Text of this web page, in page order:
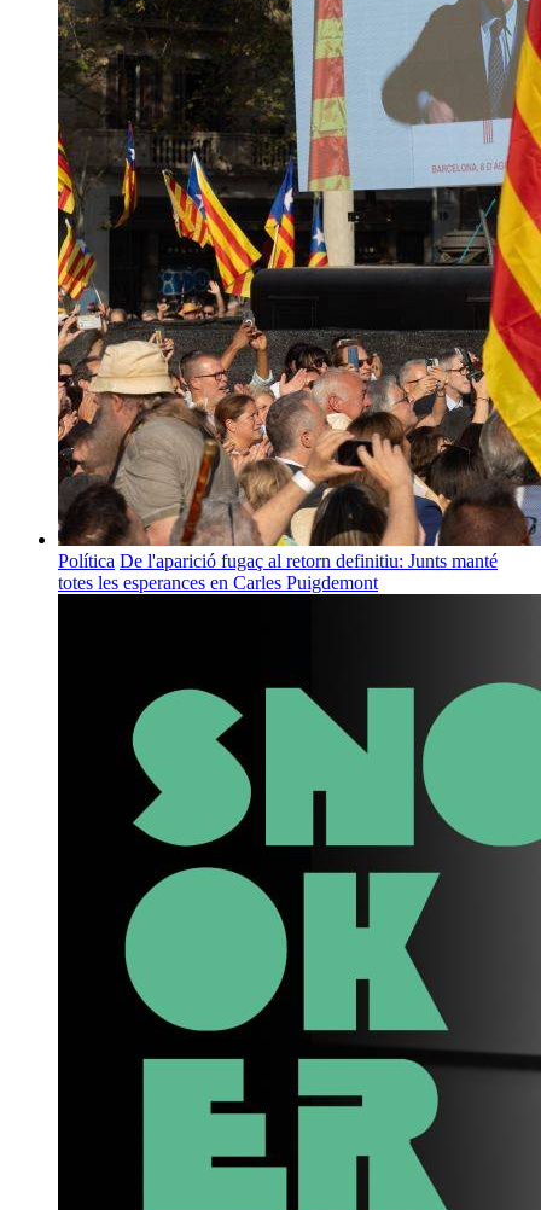
Política De l'aparició fugaç al retorn definitiu: Junts manté
totes les esperances en Carles Puigdemont